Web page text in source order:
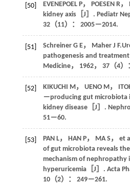
[50] EVENEPOEL P， POESEN R，
kidney axis［J］. Pediatr
32（11）： 2005－2014.
[51] Schreiner G E， Maher J F
pathogenesis and
Medicine， 1962， 37（4）
[52] KIKUCHI M， UENO M，
－producing gut microbiota
kidney disease［J］.
51－60.
[53] PAN L， HAN P， MA S ， et
of gut microbiota reveals
mechanism of nephropathy
hyperuricemia［J］. Acta
10（2）： 249－261.